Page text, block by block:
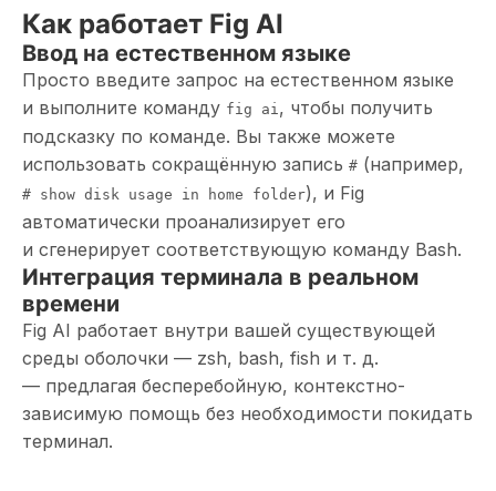
Как работает Fig AI
Ввод на естественном языке
Просто введите запрос на естественном языке
и выполните команду fig ai, чтобы получить
подсказку по команде. Вы также можете
использовать сокращённую запись # (например,
# show disk usage in home folder), и Fig
автоматически проанализирует его
и сгенерирует соответствующую команду Bash.
Интеграция терминала в реальном
времени
Fig AI работает внутри вашей существующей
среды оболочки — zsh, bash, fish и т. д.
— предлагая бесперебойную, контекстно-
зависимую помощь без необходимости покидать
терминал.